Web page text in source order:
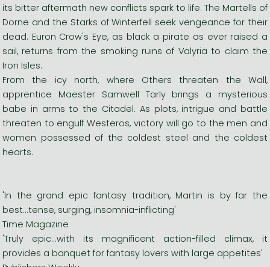
its bitter aftermath new conflicts spark to life. The Martells of
Dorne and the Starks of Winterfell seek vengeance for their
dead. Euron Crow's Eye, as black a pirate as ever raised a
sail, returns from the smoking ruins of Valyria to claim the
Iron Isles.
From the icy north, where Others threaten the Wall,
apprentice Maester Samwell Tarly brings a mysterious
babe in arms to the Citadel. As plots, intrigue and battle
threaten to engulf Westeros, victory will go to the men and
women possessed of the coldest steel and the coldest
hearts.
'In the grand epic fantasy tradition, Martin is by far the
best...tense, surging, insomnia-inflicting'
Time Magazine
'Truly epic...with its magnificent action-filled climax, it
provides a banquet for fantasy lovers with large appetites'